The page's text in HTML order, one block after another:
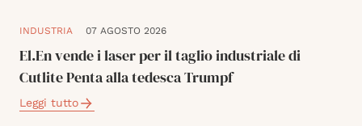
INDUSTRIA 07 AGOSTO 2026
El.En vende i laser per il taglio industriale di
Cutlite Penta alla tedesca Trumpf
Leggi tutto